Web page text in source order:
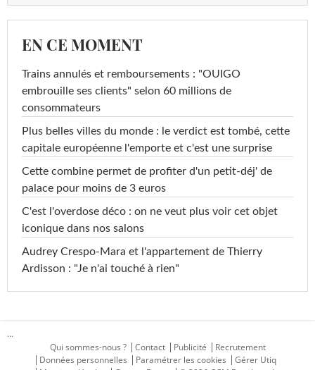
EN CE MOMENT
Trains annulés et remboursements : "OUIGO
embrouille ses clients" selon 60 millions de
consommateurs
Plus belles villes du monde : le verdict est tombé, cette
capitale européenne l'emporte et c'est une surprise
Cette combine permet de profiter d'un petit-déj' de
palace pour moins de 3 euros
C'est l'overdose déco : on ne veut plus voir cet objet
iconique dans nos salons
Audrey Crespo-Mara et l'appartement de Thierry
Ardisson : "Je n'ai touché à rien"
...
Qui sommes-nous ?
Contact Publicité
Recrutement
Données personnelles
Paramétrer les cookies
Gérer Utiq